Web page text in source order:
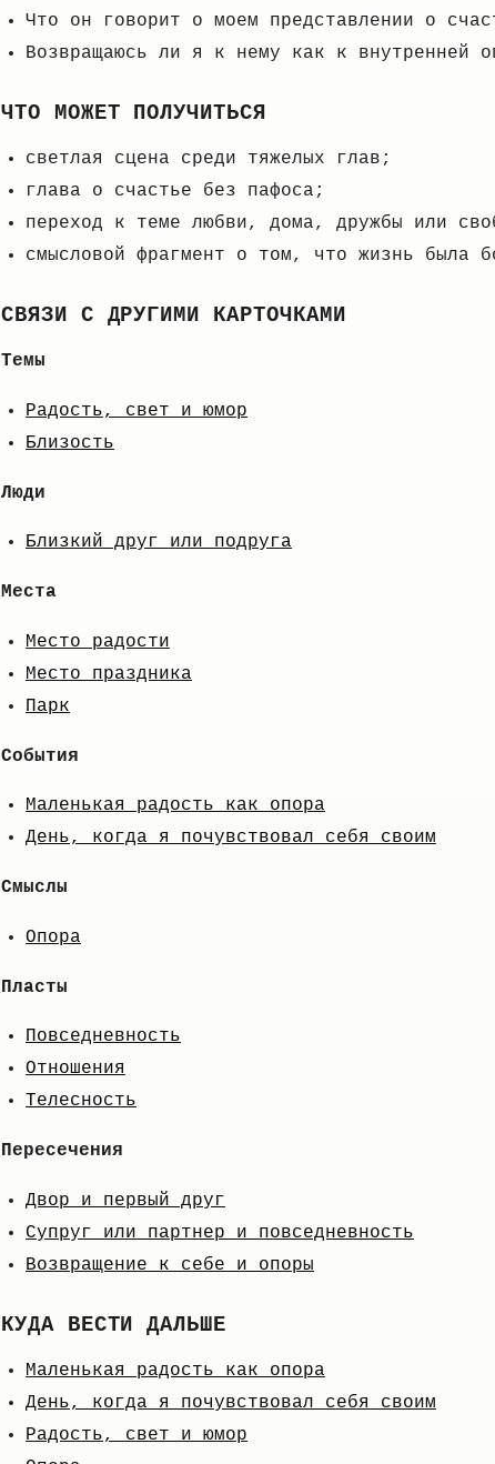
Что он говорит о моем представлении о
Возвращаюсь ли я к нему как к внутренней
ЧТО МОЖЕТ ПОЛУЧИТЬСЯ
светлая сцена среди тяжелых глав;
глава о счастье без пафоса;
переход к теме любви, дома, дружбы или
смысловой фрагмент о том, что жизнь была
СВЯЗИ С ДРУГИМИ КАРТОЧКАМИ
Темы
Радость, свет и юмор
Близость
Люди
Близкий друг или подруга
Места
Место радости
Место праздника
Парк
События
Маленькая радость как опора
День, когда я почувствовал себя своим
Смыслы
Опора
Пласты
Повседневность
Отношения
Телесность
Пересечения
Двор и первый друг
Супруг или партнер и повседневность
Возвращение к себе и опоры
КУДА ВЕСТИ ДАЛЬШЕ
Маленькая радость как опора
День, когда я почувствовал себя своим
Радость, свет и юмор